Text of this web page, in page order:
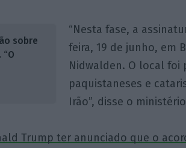
sobre
“Nesta fase, a
feira, 19 de junho, em
Nidwalden. O local foi
paquistaneses e
Irão”, disse o
Trump ter anunciado que o